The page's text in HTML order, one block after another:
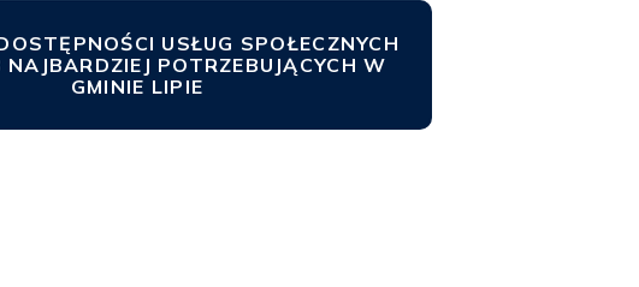
USŁUG SPOŁECZNYCH
POTRZEBUJĄCYCH W
GMINIE LIPIE